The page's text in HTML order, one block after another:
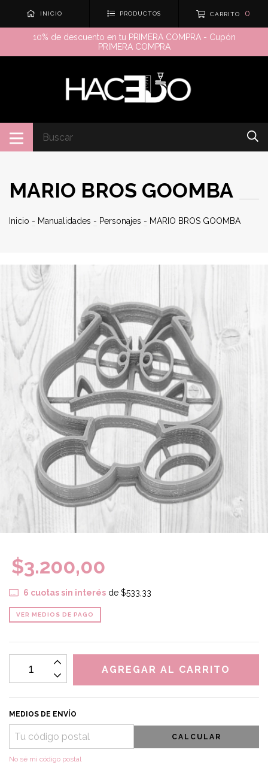
INICIO PRODUCTOS CARRITO 0
10% de descuento en tu PRIMERA COMPRA - Cupón
PRIMERA COMPRA
MARIO BROS GOOMBA
Inicio - Manualidades - Personajes - MARIO BROS GOOMBA
$3.200,00
6 cuotas sin interésde $533,33
VER MEDIOS DE PAGO
MEDIOS DE ENVÍO
CALCULAR
No sé mi código postal